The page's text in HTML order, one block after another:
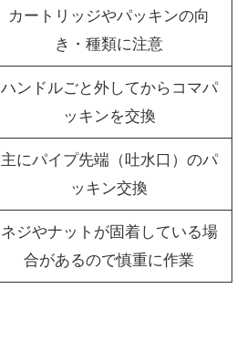
カートリッジやパッキンの向
き・種類に注意
ハンドルごと外してからコマパ
ッキンを交換
主にパイプ先端（吐水口）のパ
ッキン交換
ネジやナットが固着している場
合があるので慎重に作業